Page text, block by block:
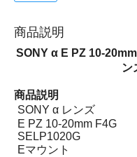
商品説明
SONY α E PZ 10-
ン
商品説明
SONY α レンズ
E PZ 10-20mm F4G
SELP1020G
Eマウント